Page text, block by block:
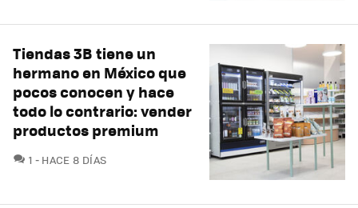
Tiendas 3B tiene un
hermano en México que
pocos conocen y hace
todo lo contrario: vender
productos premium
1 COMENTARIOS
HACE 8 DÍAS